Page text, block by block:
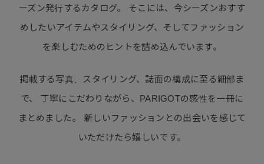
ーズン発行するカタログ。
そこには、今シーズンおすす
めしたいアイテムやスタイリング、そしてファッション
を楽しむためのヒントを詰め込んでいます。
掲載する写真、スタイリング、誌面の構成に至る細部ま
で、
丁寧にこだわりながら、PARIGOTの感性を一冊に
まとめました。
新しいファッションとの出会いを感じて
いただけたら嬉しいです。